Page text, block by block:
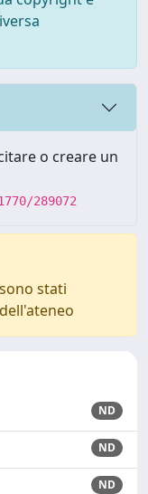
o creare un
289072
stati
ND
ND
ND